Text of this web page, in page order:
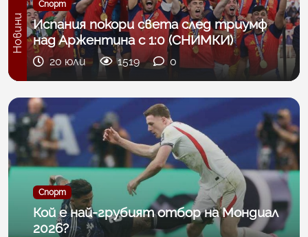
Спорт
Новини
Испания покори света след триумф
над Аржентина с 1:0 (СНИМКИ)
20 юли 1519 0
Спорт
Кой е най-грубият отбор на Мондиал
2026?